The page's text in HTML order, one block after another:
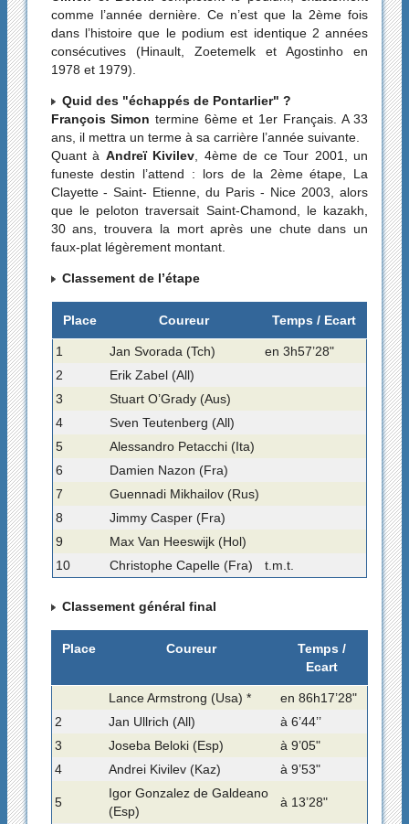
comme l’année dernière. Ce n’est que la 2ème fois
dans l’histoire que le podium est identique 2 années
consécutives (Hinault, Zoetemelk et Agostinho en
1978 et 1979).
Quid des "échappés de Pontarlier" ?
François Simon termine 6ème et 1er Français. A 33
ans, il mettra un terme à sa carrière l’année suivante.
Quant à Andreï Kivilev , 4ème de ce Tour 2001, un
funeste destin l’attend : lors de la 2ème étape, La
Clayette - Saint- Etienne, du Paris - Nice 2003, alors
que le peloton traversait Saint-Chamond, le kazakh,
30 ans, trouvera la mort après une chute dans un
faux-plat légèrement montant.
Classement de l’étape
Place Coureur Temps / Ecart
1 Jan Svorada (Tch)
en 3h57’28"
2
Erik Zabel (All)
3
Stuart O’Grady (Aus)
4
Sven Teutenberg (All)
5
Alessandro Petacchi (Ita)
6
Damien Nazon (Fra)
7
Guennadi Mikhailov (Rus)
8
Jimmy Casper (Fra)
9
Max Van Heeswijk (Hol)
10
Christophe Capelle (Fra) t.m.t.
Classement général final
Place Coureur
Temps /
Ecart
Lance Armstrong (Usa) *
en 86h17’28"
2
Jan Ullrich (All)
à 6’44’’
3
Joseba Beloki (Esp)
à 9’05"
4
Andrei Kivilev (Kaz) à 9’53"
5
Igor Gonzalez de Galdeano
(Esp)
à 13’28"